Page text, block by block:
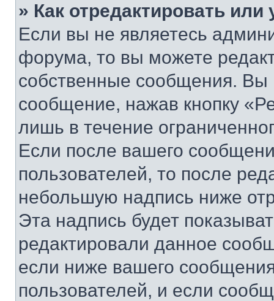
» Как отредактировать
Если вы не являетесь
форума, то вы можете
собственные сообщения. Вы
сообщение, нажав кнопку
лишь в течение
Если после вашего
пользователей, то после
небольшую надпись ниже
Эта надпись будет
редактировали данное
если ниже вашего
пользователей, и если